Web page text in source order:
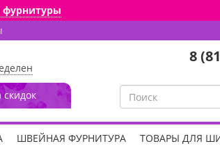
скидок
8
ШВЕЙНАЯ ФУРНИТУРА ТОВАРЫ ДЛЯ